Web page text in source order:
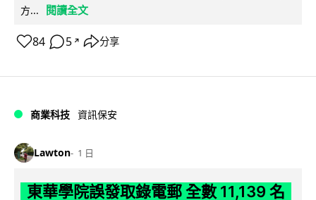
方...
閱讀全文
84 5 ↗ 分享
商業科技 資訊保安
Lawton 1 日
東華學院誤發取錄電郵 全數 11,139 名